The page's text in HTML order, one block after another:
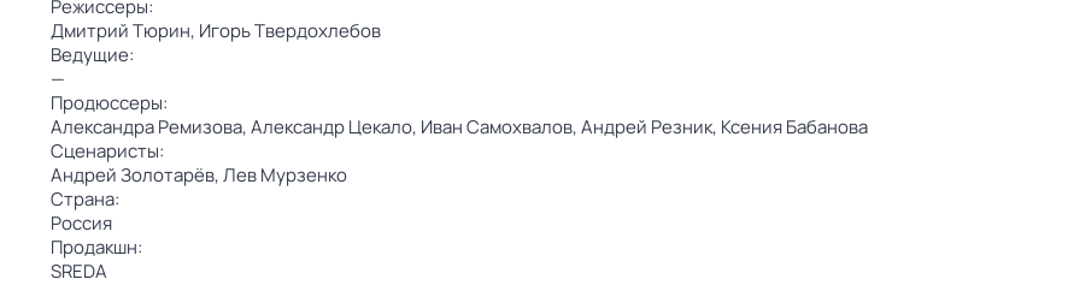
Режиссеры:
Дмитрий Тюрин, Игорь Твердохлебов
Ведущие:
—
Продюссеры:
Александра Ремизова,Александр Цекало, Иван Самохвалов,Андрей Резник, Ксения Бабанова
Сценаристы:
Андрей Золотарёв,Лев Мурзенко
Страна:
Россия
Продакшн:
SREDA